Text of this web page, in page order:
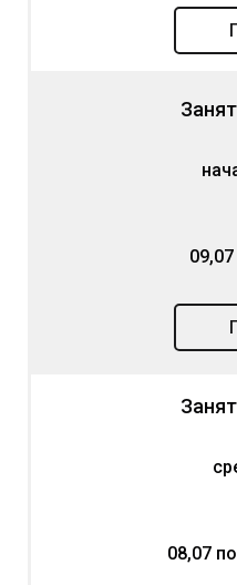
08,07